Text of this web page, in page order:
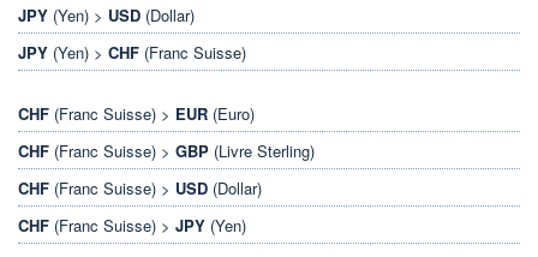
JPY (Yen) > USD (Dollar)
JPY (Yen) > CHF (Franc Suisse)
CHF (Franc Suisse) > EUR (Euro)
CHF (Franc Suisse) > GBP (Livre Sterling)
CHF (Franc Suisse) > USD (Dollar)
CHF (Franc Suisse) > JPY (Yen)